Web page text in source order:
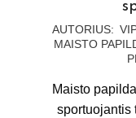
2020-
08-
AUTORIUS:
MAISTO
Maisto
sportuojantis